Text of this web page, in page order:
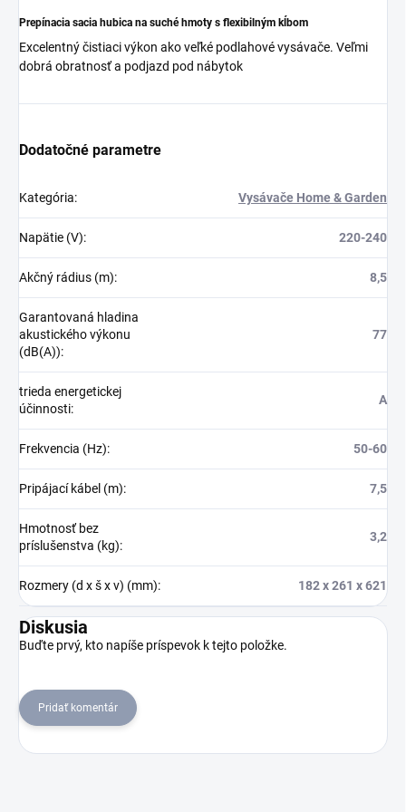
Prepínacia sacia hubica na suché hmoty s flexibilným kĺbom
Excelentný čistiaci výkon ako veľké podlahové vysávače. Veľmi
dobrá obratnosť a podjazd pod nábytok
Dodatočné parametre
Kategória: Vysávače Home & Garden
Napätie (V): 220-240
Akčný rádius (m): 8,5
Garantovaná hladina
akustického výkonu
(dB(A)):
77
trieda energetickej
účinnosti:
A
Frekvencia (Hz): 50-60
Pripájací kábel (m): 7,5
Hmotnosť bez
príslušenstva (kg):
3,2
Rozmery (d x š x v) (mm): 182 x 261 x 621
Diskusia
Buďte prvý, kto napíše príspevok k tejto položke.
Pridať komentár